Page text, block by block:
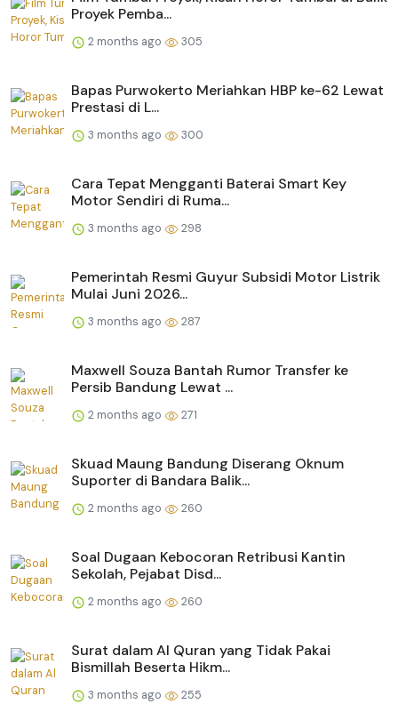
Proyek Pemba...
2 months ago 305
Bapas Purwokerto Meriahkan HBP ke-62 Lewat
Prestasi di L...
3 months ago 300
Cara Tepat Mengganti Baterai Smart Key
Motor Sendiri di Ruma...
3 months ago 298
Pemerintah Resmi Guyur Subsidi Motor Listrik
Mulai Juni 2026...
3 months ago 287
Maxwell Souza Bantah Rumor Transfer ke
Persib Bandung Lewat ...
2 months ago 271
Skuad Maung Bandung Diserang Oknum
Suporter di Bandara Balik...
2 months ago 260
Soal Dugaan Kebocoran Retribusi Kantin
Sekolah, Pejabat Disd...
2 months ago 260
Surat dalam Al Quran yang Tidak Pakai
Bismillah Beserta Hikm...
3 months ago 255